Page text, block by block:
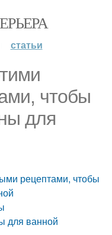
статьи
чтобы
для
рецептами, чтобы
для ванной